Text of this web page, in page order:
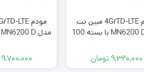
مودم 4G/TD-LTE مبین نت
مدل MN6200 D با بسته 100
۹,۳۲۰,۰۰۰تومان ۹,۷۰۰,۰۰۰